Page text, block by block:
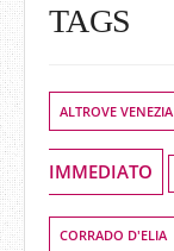
TAGS
ALTROVE VENEZIA
IMMEDIATO
CORRADO D'ELIA